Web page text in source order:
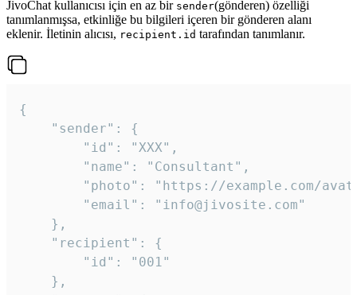
JivoChat kullanıcısı için en az bir sender(gönderen) özelliği
tanımlanmışsa, etkinliğe bu bilgileri içeren bir gönderen alanı
eklenir. İletinin alıcısı, recipient.id tarafından tanımlanır.
{